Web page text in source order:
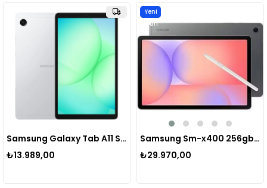
Samsung Galaxy Tab A11 Sm-x130 8gb/128gb 8.7" Tablet
₺13.989,00
Samsung Sm-x400 256gb Galaxy Tab S10 Lıte 10.9" Tablet
₺29.970,00
Yeni
Ürün